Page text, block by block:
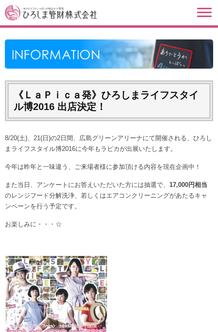
《ＬａＰｉｃａ発》ひろしまライフスタイ
ル博2016 出店決定！
8/20(土)、21(日)の2日間、広島グリーンアリーナにて開催される、ひろし
まライフスタイル博2016に今年もラピカが出展いたします。
今年は昨年と一味違う、ご来場者様に参加頂ける内容を現在企画中！
また当日、アンケートにお答えいただいた方には抽選で、 17,000円相当
のレンジフード分解洗浄、若しくはエアコンクリーニングがあたるキャ
ンペーンを行う予定です。
お楽しみに・・・☆